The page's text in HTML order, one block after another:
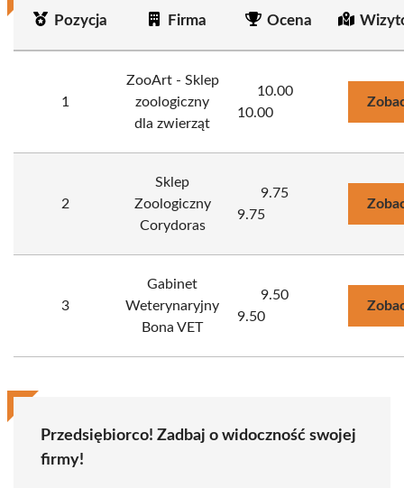
Pozycja Firma Ocena
1
ZooArt - Sklep
zoologiczny
dla zwierząt
10.00
10.00
2
Sklep
Zoologiczny
Corydoras
9.75
9.75
3
Gabinet
Weterynaryjny
Bona VET
9.50
9.50
Przedsiębiorco! Zadbaj o widoczność swojej
firmy!